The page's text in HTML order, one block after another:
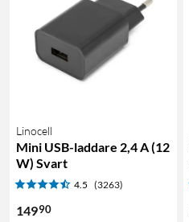
Linocell
Mini USB-laddare 2,4 A (12
W) Svart
4.5 (3263)
14990